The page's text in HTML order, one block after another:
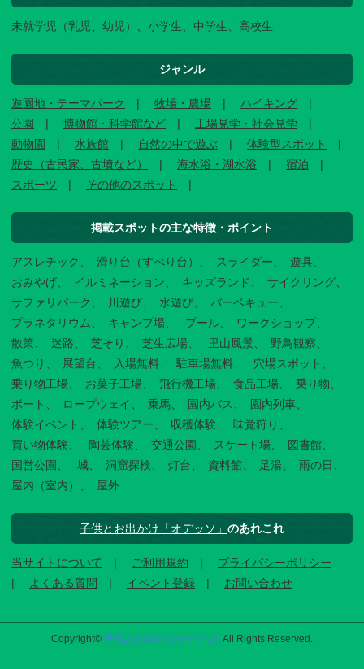
未就学児（乳児、幼児）、小学生、中学生、高校生
ジャンル
遊園地・テーマパーク 牧場・農場
ハイキング
公園
博物館・科学館など
工場見学・社会見学
動物園
水族館 自然の中で遊ぶ
体験型スポット
歴史（古民家、古墳など）
海水浴・湖水浴
宿泊
スポーツ
その他のスポット
掲載スポットの主な特徴・ポイント
アスレチック 滑り台（すべり台） スライダー
遊具
おみやげ
イルミネーション キッズランド
サイクリング
サファリパーク
川遊び 水遊び
バーベキュー
プラネタリウム
キャンプ場 プール
ワークショップ
散策
迷路 芝そり 芝生広場 里山風景
野鳥観察
魚つり
展望台 入場無料 駐車場無料
穴場スポット
乗り物工場
お菓子工場 飛行機工場 食品工場
乗り物
ボート
ロープウェイ 乗馬 園内バス
園内列車
体験イベント
体験ツアー 収穫体験
味覚狩り
買い物体験
陶芸体験 交通公園 スケート場
図書館
国営公園
城 洞窟探検 灯台 資料館 足湯
雨の日
屋内（室内）
屋外
子供とお出かけ「オデッソ」 のあれこれ
当サイトについて ご利用規約
プライバシーポリシー
よくある質問
イベント登録 お問い合わせ
Copyright© 子供とお出かけ[オデッソ] . All Rights Reserved.